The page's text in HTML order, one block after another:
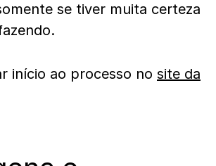
se tiver muita certeza
início ao processo no site da